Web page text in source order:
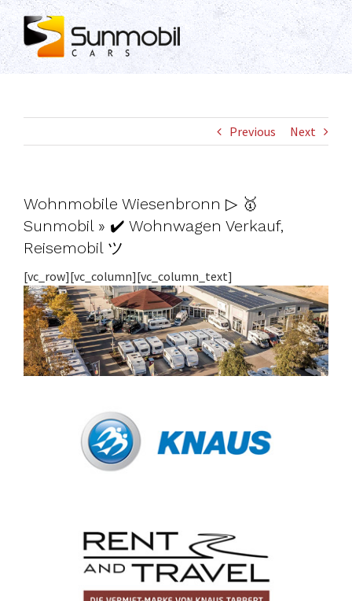
Skip
to
content
Previous Next
Wohnmobile Wiesenbronn ▷ 🥇
Sunmobil » ✔️ Wohnwagen Verkauf,
Reisemobil ツ
[vc_row][vc_column][vc_column_text]